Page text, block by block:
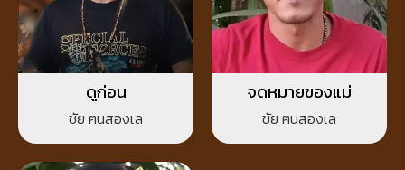
ดูก่อน
ชัย ฅนสองเล
จดหมายของแม่
ชัย ฅนสองเล